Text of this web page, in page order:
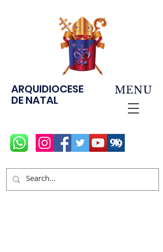
ARQUIDIOCESE
DE NATAL
MENU